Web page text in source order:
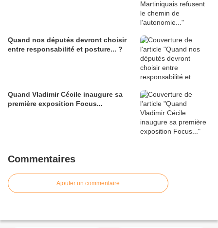
Quand nos députés devront choisir
entre responsabilité et posture... ?
Quand Vladimir Cécile inaugure sa
première exposition Focus...
Commentaires
Ajouter un commentaire